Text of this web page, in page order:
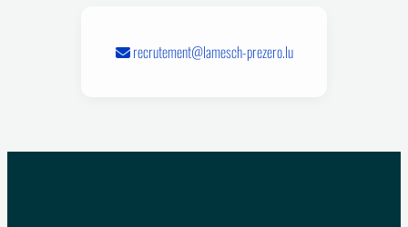
recrutement@lamesch-prezero.lu